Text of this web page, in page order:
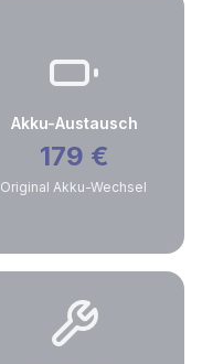
Akku-Austausch
179 €
Original Akku-Wechsel